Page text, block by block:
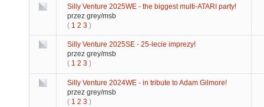
Silly Venture 2025WE - the biggest multi-ATARI party!
przez grey/msb
( 1 2 3 )
Silly Venture 2025SE - 25-lecie imprezy!
przez grey/msb
( 1 2 3 )
Silly Venture 2024WE - in tribute to Adam Gilmore!
przez grey/msb
( 1 2 3 )